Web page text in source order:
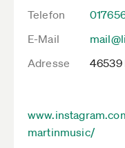
Telefon
E-Mail
Adresse
46539
martinmusic/